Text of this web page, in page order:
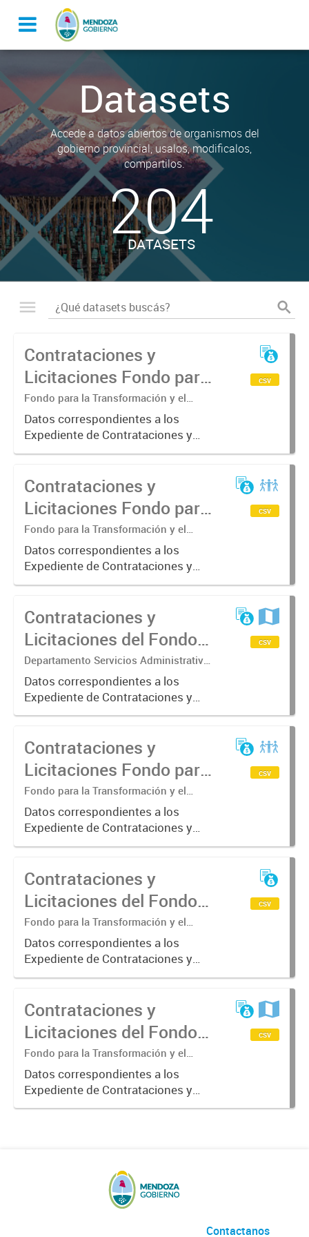
Datasets
Accede a datos abiertos de organismos del
gobierno provincial, usalos, modificalos,
compartilos.
204
DATASETS
Contrataciones y
Licitaciones Fondo para
la Transformación y el
Crecimiento 2023
Fondo para la Transformación y el
Crecimiento. Departamento
Contrataciones y Gestión de Bienes y
Servicios.
Datos correspondientes a los
Expediente de Contrataciones y
Licitaciones del Fondo para la
año 2023.
csv
Contrataciones y
Licitaciones Fondo para
la Transformación y el
Crecimiento 2019
Fondo para la Transformación y el
Crecimiento. Departamento
Contrataciones y Gestión de Bienes y
Servicios.
Datos correspondientes a los
Expediente de Contrataciones y
Licitaciones del Fondo para la
año 2019.
csv
Contrataciones y
Licitaciones del Fondo
para la Transformación
y el Crecimiento. Año
2022.
Departamento Servicios Administrativos
- Sección Compras - Lic. Gisela Vazquez
Datos correspondientes a los
Expediente de Contrataciones y
Licitaciones del Fondo para la
año 2022.
csv
Contrataciones y
Licitaciones Fondo para
la Transformación y el
Crecimiento
Fondo para la Transformación y el
Crecimiento. Departamento
Contrataciones y Gestión de Bienes y
Servicios.
Datos correspondientes a los
Expediente de Contrataciones y
Licitaciones del Fondo para la
csv
Contrataciones y
Licitaciones del Fondo
para la Transformación
y el Crecimiento. Año
2020.
Fondo para la Transformación y el
Crecimiento. Departamento Servicios
Administrativos - Sección Compras.
Datos correspondientes a los
Expediente de Contrataciones y
Licitaciones del Fondo para la
año 2020.
csv
Contrataciones y
Licitaciones del Fondo
para la Transformación
y el Crecimiento. Año
2021.
Fondo para la Transformación y el
Crecimiento. Departamento Servicios
Administrativos - Sección Compras.
Datos correspondientes a los
Expediente de Contrataciones y
Licitaciones del Fondo para la
csv
Contactanos